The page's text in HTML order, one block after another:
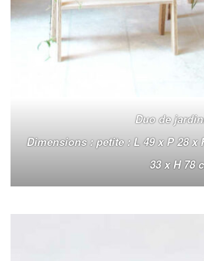
Duo de
Dimensions : petite : L 49 x P 28 x
33 x H 78